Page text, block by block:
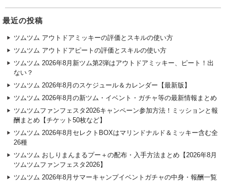
最近の投稿
ツムツム アウトドアミッキーの評価とスキルの使い方
ツムツム アウトドアピートの評価とスキルの使い方
ツムツム 2026年8月新ツム第2弾はアウトドアミッキー、ピート！出
ない？
ツムツム 2026年8月のスケジュール＆カレンダー【最新版】
ツムツム 2026年8月の新ツム・イベント・ガチャ等の最新情報まとめ
ツムツムファンフェスタ2026キャンペーン参加方法！ミッションと報
酬まとめ【チケット50枚など】
ツムツム 2026年8月セレクトBOXはマリンドナルド＆ミッキー含む全
26種
ツムツム おしりまんまるプー＋の配布・入手方法まとめ【2026年8月
ツムツムファンフェスタ2026】
ツムツム 2026年8月サマーキャンプイベントガチャの中身・報酬一覧